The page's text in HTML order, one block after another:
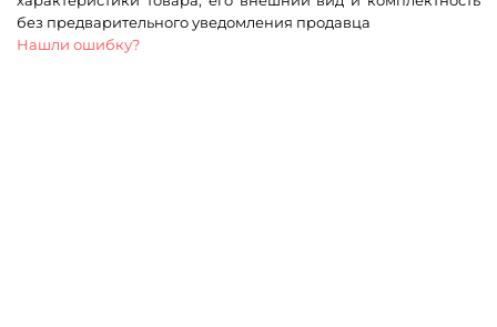
без предварительного уведомления продавца
Нашли ошибку?